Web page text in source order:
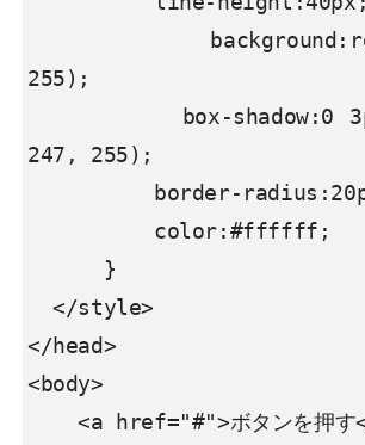
  </style>
</head>
<body>
    <a href="#">ボタンを押す</a>